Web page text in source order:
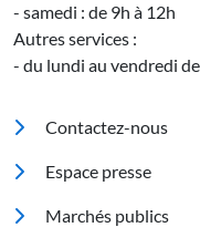
- samedi : de 9h à 12h
Autres services :
- du lundi au vendredi
Pied de page
Contactez-nous
Espace presse
Marchés publics